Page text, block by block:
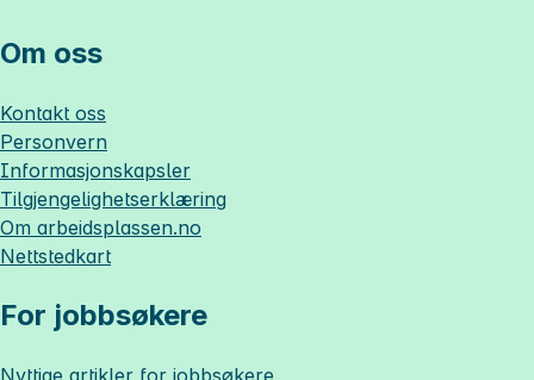
Om oss
Kontakt oss
Personvern
Informasjonskapsler
Tilgjengelighetserklæring
Om arbeidsplassen.no
Nettstedkart
For jobbsøkere
Nyttige artikler for jobbsøkere